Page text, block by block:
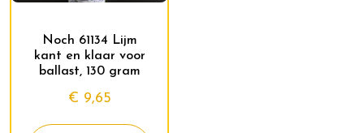
Noch 61134 Lijm
kant en klaar voor
ballast, 130 gram
€ 9,65